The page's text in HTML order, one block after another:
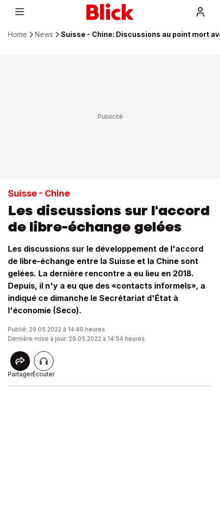
Home News Suisse - Chine: Discussions au point mort
Suisse - Chine
Les discussions sur l'accord
de libre-échange gelées
Les discussions sur le développement de l'accord
de libre-échange entre la Suisse et la Chine sont
gelées. La dernière rencontre a eu lieu en 2018.
Depuis, il n'y a eu que des «contacts informels», a
indiqué ce dimanche le Secrétariat d'État à
l'économie (Seco).
Publié: 29.05.2022 à 14:49 heures
Dernière mise à jour: 29.05.2022 à 14:54 heures
PartagerÉcouter